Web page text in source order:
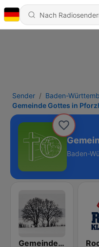
Sender
Baden-
Gemeinde Gottes in
Baden-
Gemeinde Gottes Gifhorn